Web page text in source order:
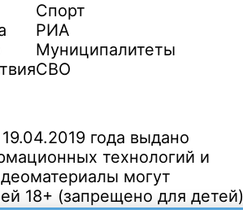
Спорт
РИА
Муниципалитеты
СВО
года выдано
технологий и
могут
18+ (запрещено для детей)